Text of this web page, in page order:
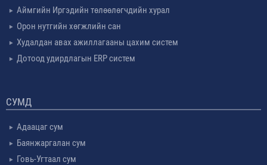
Аймгийн Иргэдийн төлөөлөгчдийн хурал
Орон нутгийн хөгжлийн сан
Худалдан авах ажиллагааны цахим систем
Дотоод удирдлагын ERP систем
СУМД
Адаацаг сум
Баянжаргалан сум
Говь-Угтаал сум